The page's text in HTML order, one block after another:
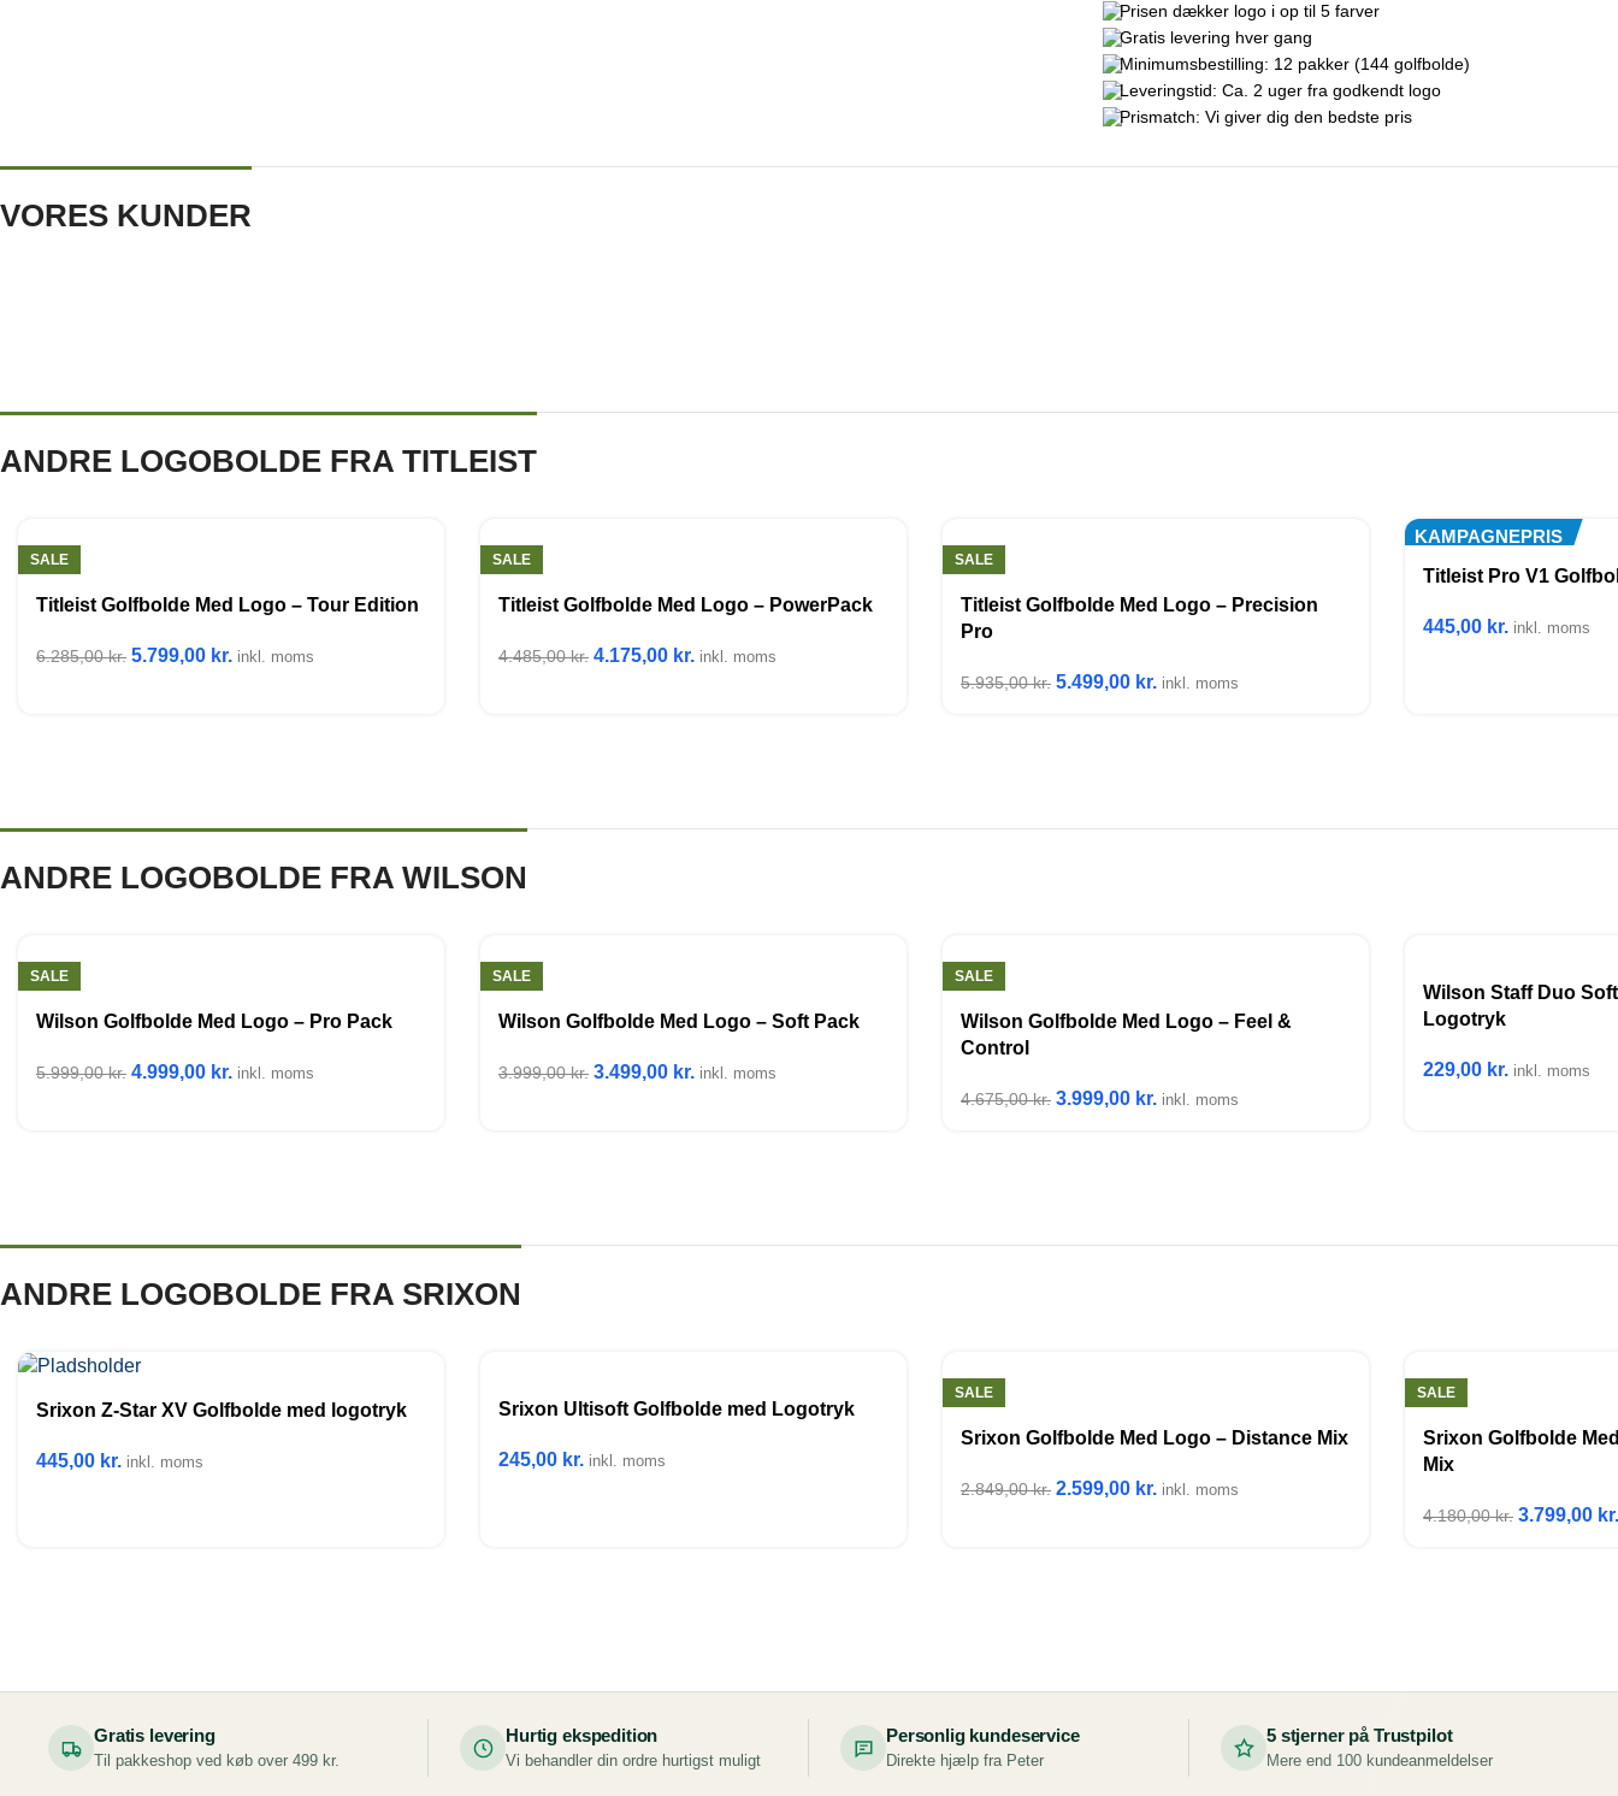
Prisen dækker logo i op til 5 farver
Gratis levering hver gang
Minimumsbestilling: 12 pakker (144 golfbolde)
Leveringstid: Ca. 2 uger fra godkendt logo
Prismatch: Vi giver dig den bedste pris
VORES KUNDER
ANDRE LOGOBOLDE FRA TITLEIST
SALE
Titleist Golfbolde Med Logo – Tour Edition
6.285,00kr. 5.799,00 kr. inkl. moms
SALE
Titleist Golfbolde Med Logo – PowerPack
4.485,00kr. 4.175,00 kr. inkl. moms
SALE
Titleist Golfbolde Med Logo – Precision
Pro
5.935,00kr. 5.499,00 kr. inkl. moms
KAMPAGNEPRIS
Titleist Pro V1
445,00 kr. inkl. moms
ANDRE LOGOBOLDE FRA WILSON
SALE
Wilson Golfbolde Med Logo – Pro Pack
5.999,00kr. 4.999,00 kr. inkl. moms
SALE
Wilson Golfbolde Med Logo – Soft Pack
3.999,00kr. 3.499,00 kr. inkl. moms
SALE
Wilson Golfbolde Med Logo – Feel &
Control
4.675,00kr. 3.999,00 kr. inkl. moms
Wilson Staff Duo
Logotryk
229,00 kr. inkl. moms
ANDRE LOGOBOLDE FRA SRIXON
Srixon Z-Star XV Golfbolde med logotryk
445,00 kr. inkl. moms
Srixon Ultisoft Golfbolde med Logotryk
245,00 kr. inkl. moms
SALE
Srixon Golfbolde Med Logo – Distance Mix
2.849,00kr. 2.599,00 kr. inkl. moms
SALE
Srixon Golfbolde
Mix
4.180,00kr. 3.799,00 kr.
Gratis levering
Til pakkeshop ved køb over 499 kr.
Hurtig ekspedition
Vi behandler din ordre hurtigst muligt
Personlig kundeservice
Direkte hjælp fra Peter
5 stjerner på Trustpilot
Mere end 100 kundeanmeldelser